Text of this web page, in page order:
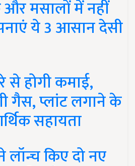
मसालों में नहीं
ये 3 आसान देसी
होगी कमाई,
गैस, प्लांट लगाने के
सहायता
किए दो नए